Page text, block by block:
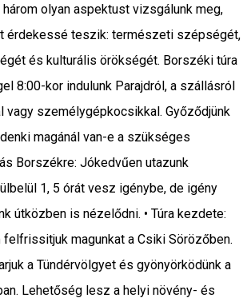
olyan aspektust vizsgálunk meg,
érdekessé teszik: természeti szépségét,
és kulturális örökségét. Borszéki túra
8:00-kor indulunk Parajdról, a szállásról
személygépkocsikkal. Győződjünk
magánál van-e a szükséges
Borszékre: Jókedvűen utazunk
1, 5 órát vesz igénybe, de igény
útközben is nézelődni. • Túra kezdete:
magunkat a Csiki Sörözőben.
a Tündérvölgyet és gyönyörködünk a
Lehetőség lesz a helyi növény- és